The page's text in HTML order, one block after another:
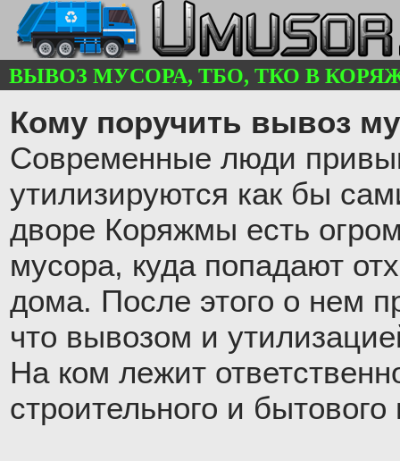
ВЫВОЗ МУСОРА, ТБО, ТКО В
Кому поручить вывоз
Современные люди
утилизируются как бы
дворе Коряжмы есть
мусора, куда попадают
дома. После этого о нем
что вывозом и
На ком лежит
строительного и